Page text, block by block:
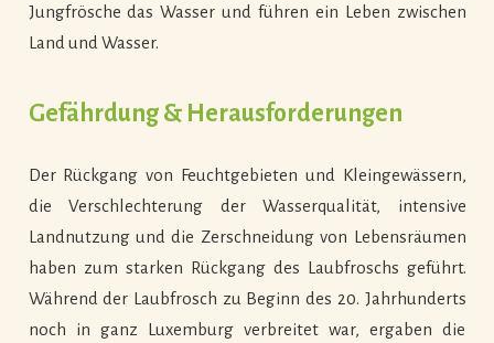
Jungfrösche das Wasser und führen ein Leben zwischen
Land und Wasser.
Gefährdung & Herausforderungen
Der Rückgang von Feuchtgebieten und Kleingewässern,
die Verschlechterung der Wasserqualität, intensive
Landnutzung und die Zerschneidung von Lebensräumen
haben zum starken Rückgang des Laubfroschs geführt.
Während der Laubfrosch zu Beginn des 20. Jahrhunderts
noch in ganz Luxemburg verbreitet war, ergaben die